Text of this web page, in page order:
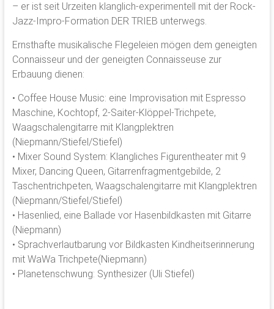
– er ist seit Urzeiten klanglich-experimentell mit der Rock-
Jazz-Impro-Formation DER TRIEB unterwegs.
Ernsthafte musikalische Flegeleien mögen dem geneigten
Connaisseur und der geneigten Connaisseuse zur
Erbauung dienen:
• Coffee House Music: eine Improvisation mit Espresso
Maschine, Kochtopf, 2-Saiter-Klöppel-Trichpete,
Waagschalengitarre mit Klangplektren
(Niepmann/Stiefel/Stiefel)
• Mixer Sound System: Klangliches Figurentheater mit 9
Mixer, Dancing Queen, Gitarrenfragmentgebilde, 2
Taschentrichpeten, Waagschalengitarre mit Klangplektren
(Niepmann/Stiefel/Stiefel)
• Hasenlied, eine Ballade vor Hasenbildkasten mit Gitarre
(Niepmann)
• Sprachverlautbarung vor Bildkasten Kindheitserinnerung
mit WaWa Trichpete(Niepmann)
• Planetenschwung: Synthesizer (Uli Stiefel)